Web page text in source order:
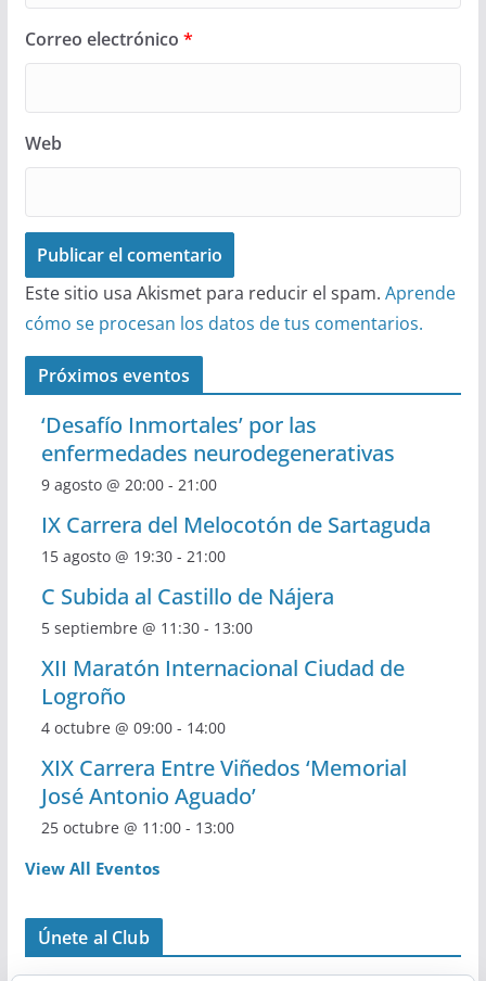
Correo electrónico *
Web
Este sitio usa Akismet para reducir el spam. Aprende
cómo se procesan los datos de tus comentarios.
Próximos eventos
‘Desafío Inmortales’ por las
enfermedades neurodegenerativas
9 agosto @ 20:00- 21:00
IX Carrera del Melocotón de Sartaguda
15 agosto @ 19:30- 21:00
C Subida al Castillo de Nájera
5 septiembre @ 11:30- 13:00
XII Maratón Internacional Ciudad de
Logroño
4 octubre @ 09:00- 14:00
XIX Carrera Entre Viñedos ‘Memorial
José Antonio Aguado’
25 octubre @ 11:00- 13:00
View All Eventos
Únete al Club